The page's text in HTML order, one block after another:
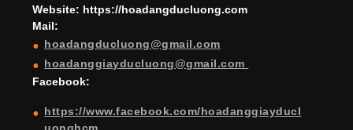
Website: https://hoadangducluong.com
Mail:
hoadangducluong@gmail.com
hoadanggiayducluong@gmail.com
Facebook:
https://www.facebook.com/hoadanggiayducl